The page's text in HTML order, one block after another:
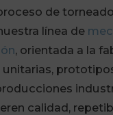
de
línea de
, orientada a la
unitarias,
calidad,